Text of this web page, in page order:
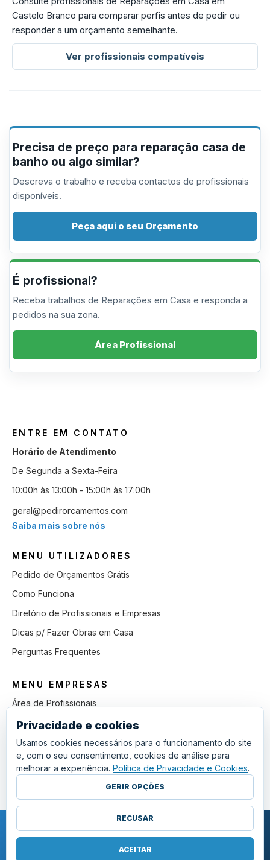
Castelo Branco para comparar perfis antes de pedir ou
responder a um orçamento semelhante.
Ver profissionais compatíveis
Precisa de preço para reparação casa de
banho ou algo similar?
Descreva o trabalho e receba contactos de profissionais
disponíveis.
Peça aqui o seu Orçamento
É profissional?
Receba trabalhos de Reparações em Casa e responda a
pedidos na sua zona.
Área Profissional
ENTRE EM CONTATO
Horário de Atendimento
De Segunda a Sexta-Feira
10:00h às 13:00h - 15:00h às 17:00h
geral@pedirorcamentos.com
Saiba mais sobre nós
MENU UTILIZADORES
Pedido de Orçamentos Grátis
Como Funciona
Diretório de Profissionais e Empresas
Dicas p/ Fazer Obras em Casa
Perguntas Frequentes
MENU EMPRESAS
Área de Profissionais
Como Funciona
Lista de Pedidos em Aberto
Como Ganhar mais Obras
Perguntas Frequentes
COPYRIGHT © 2011 - 2026 SGSI. TODOS OS DIREITOS RESERVADOS.
POLÍTICA DE PRIVACIDADE E COOKIES
Privacidade e cookies
Usamos cookies necessários para o funcionamento do site
e, com o seu consentimento, cookies de análise para
melhorar a experiência. Política de Privacidade e Cookies.
GERIR OPÇÕES
RECUSAR
ACEITAR